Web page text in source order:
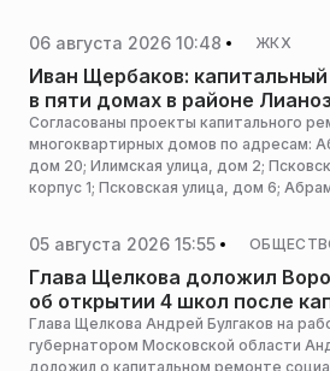
06 августа 2026 10:48 ЖКХ
Иван Щербаков:
в пяти домах в районе
Согласованы проекты капитального
многоквартирных домов по адресам:
дом 20; Илимская улица, дом 2;
корпус 1; Псковская улица, дом 6;
государственной экспертизе
входящего в Комплекс
строительства столицы, Иван
05 августа 2026 15:55
Глава Щелкова доложил
об открытии 4 школ после
Глава Щелкова Андрей Булгаков на
губернатором Московской области
доложил о капитальном ремонте